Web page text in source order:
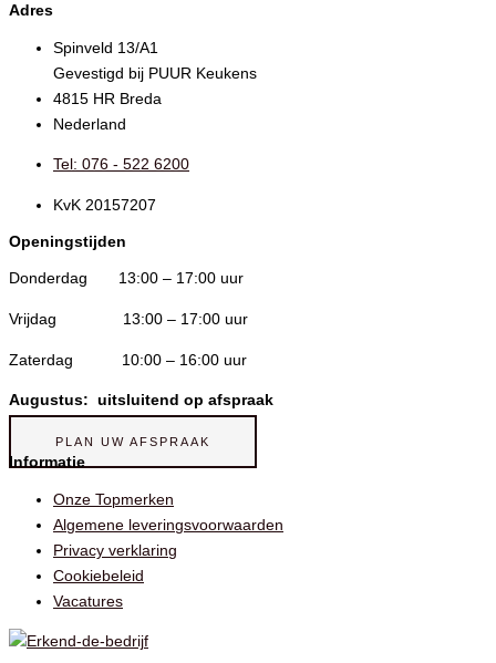
Adres
Spinveld 13/A1
Gevestigd bij PUUR Keukens
4815 HR Breda
Nederland
Tel: 076 - 522 6200
KvK 20157207
Openingstijden
Donderdag 13:00 – 17:00 uur
Vrijdag 13:00 – 17:00 uur
Zaterdag 10:00 – 16:00 uur
Augustus: uitsluitend op afspraak
PLAN UW AFSPRAAK
Informatie
Onze Topmerken
Algemene leveringsvoorwaarden
Privacy verklaring
Cookiebeleid
Vacatures